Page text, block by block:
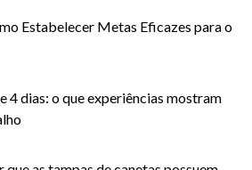
Estabelecer Metas Eficazes para o
4 dias: o que experiências mostram